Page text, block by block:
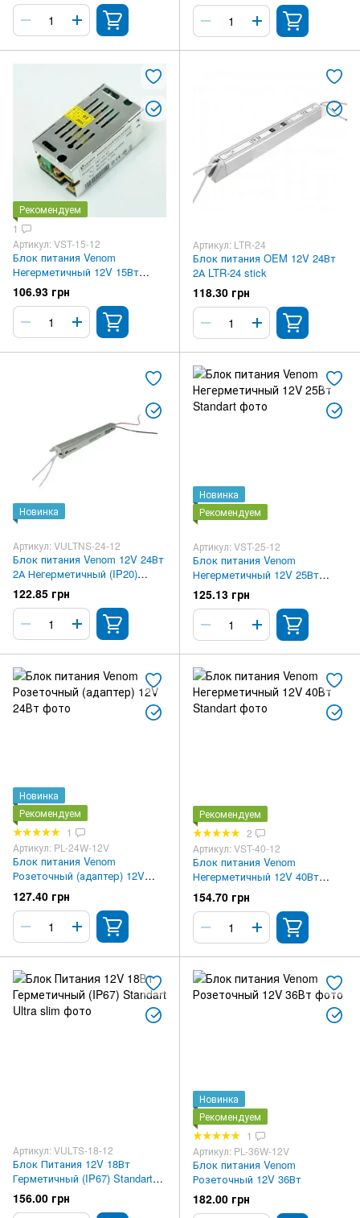
Рекомендуем
1
Артикул: VST-15-12
Блок питания Venom
Негерметичный 12V 15Вт
Standart
106.93 грн
Артикул: LTR-24
Блок питания OEM 12V 24Вт
2А LTR-24 stick
118.30 грн
Новинка
Артикул: VULTNS-24-12
Блок питания Venom 12V 24Вт
2А Негерметичный (IP20)
Standart Ultra slim
122.85 грн
Новинка
Рекомендуем
Артикул: VST-25-12
Блок питания Venom
Негерметичный 12V 25Вт
Standart
125.13 грн
Новинка
Рекомендуем
1
Артикул: PL-24W-12V
Блок питания Venom
Розеточный (адаптер) 12V
24Вт
127.40 грн
Рекомендуем
2
Артикул: VST-40-12
Блок питания Venom
Негерметичный 12V 40Вт
Standart
154.70 грн
Артикул: VULTS-18-12
Блок Питания 12V 18Вт
Герметичный (IP67) Standart
Ultra slim
156.00 грн
Новинка
Рекомендуем
1
Артикул: PL-36W-12V
Блок питания Venom
Розеточный 12V 36Вт
182.00 грн